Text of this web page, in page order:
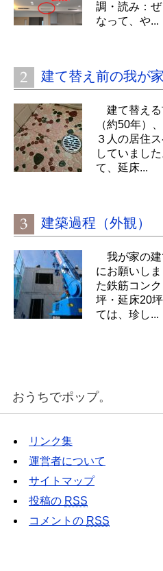
調・読み：
なって、や...
建て替え前の我が
建て替え
（約50年）
３人の居住
していまし
て、延床...
建築過程（外観）
我が家の建
にお願いし
た鉄筋コン
坪・延床20
ては、珍し...
おうちでポップ。
リンク集
運営者について
サイトマップ
投稿の RSS
コメントの RSS